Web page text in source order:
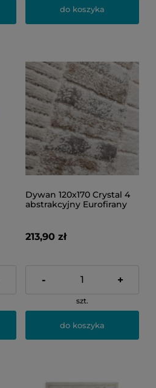
do koszyka
Dywan 120x170 Crystal 4
abstrakcyjny Eurofirany
213,90 zł
- +
szt.
do koszyka